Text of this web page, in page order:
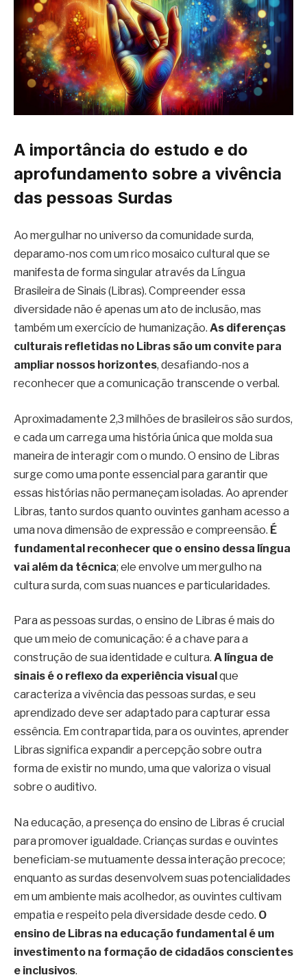
A importância do estudo e do
aprofundamento sobre a vivência
das pessoas Surdas
Ao mergulhar no universo da comunidade surda,
deparamo-nos com um rico mosaico cultural que se
manifesta de forma singular através da Língua
Brasileira de Sinais (Libras). Compreender essa
diversidade não é apenas um ato de inclusão, mas
também um exercício de humanização. As diferenças
culturais refletidas no Libras são um convite para
ampliar nossos horizontes, desafiando-nos a
reconhecer que a comunicação transcende o verbal.
Aproximadamente 2,3 milhões de brasileiros são surdos,
e cada um carrega uma história única que molda sua
maneira de interagir com o mundo. O ensino de Libras
surge como uma ponte essencial para garantir que
essas histórias não permaneçam isoladas. Ao aprender
Libras, tanto surdos quanto ouvintes ganham acesso a
uma nova dimensão de expressão e compreensão. É
fundamental reconhecer que o ensino dessa língua
vai além da técnica; ele envolve um mergulho na
cultura surda, com suas nuances e particularidades.
Para as pessoas surdas, o ensino de Libras é mais do
que um meio de comunicação: é a chave para a
construção de sua identidade e cultura. A língua de
sinais é o reflexo da experiência visual que
caracteriza a vivência das pessoas surdas, e seu
aprendizado deve ser adaptado para capturar essa
essência. Em contrapartida, para os ouvintes, aprender
Libras significa expandir a percepção sobre outra
forma de existir no mundo, uma que valoriza o visual
sobre o auditivo.
Na educação, a presença do ensino de Libras é crucial
para promover igualdade. Crianças surdas e ouvintes
beneficiam-se mutuamente dessa interação precoce;
enquanto as surdas desenvolvem suas potencialidades
em um ambiente mais acolhedor, as ouvintes cultivam
empatia e respeito pela diversidade desde cedo. O
ensino de Libras na educação fundamental é um
investimento na formação de cidadãos conscientes
e inclusivos.